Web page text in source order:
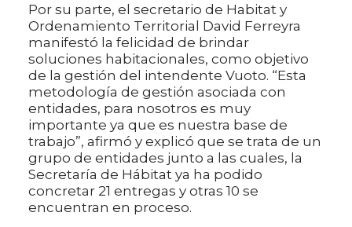
Por su parte, el secretario de Habitat y
Ordenamiento Territorial David Ferreyra
manifestó la felicidad de brindar
soluciones habitacionales, como objetivo
de la gestión del intendente Vuoto. “Esta
metodología de gestión asociada con
entidades, para nosotros es muy
importante ya que es nuestra base de
trabajo”, afirmó y explicó que se trata de un
grupo de entidades junto a las cuales, la
Secretaría de Hábitat ya ha podido
concretar 21 entregas y otras 10 se
encuentran en proceso.